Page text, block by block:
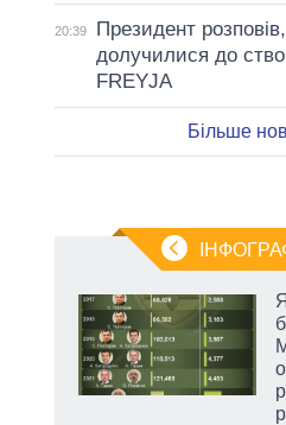
20:39
Президент розповів,
долучилися до
FREYJA
Більше